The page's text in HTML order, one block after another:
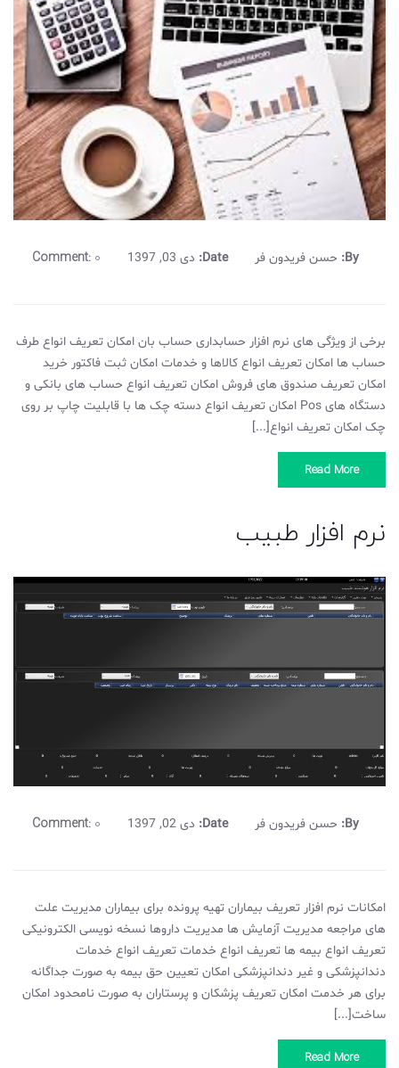
By: حسن فریدون فر Date: دی 03, 1397 Comment: 0
برخی از ویژگی های نرم افزار حسابداری حساب بان امکان تعریف انواع طرف
حساب ها امکان تعریف انواع کالاها و خدمات امکان ثبت فاکتور خرید
امکان تعریف صندوق های فروش امکان تعریف انواع حساب های بانکی و
دستگاه های Pos امکان تعریف انواع دسته چک ها با قابلیت چاپ بر روی
چک امکان تعریف انواع[...]
Read More
نرم افزار طبیب
By: حسن فریدون فر Date: دی 02, 1397 Comment: 0
امکانات نرم افزار تعریف بیماران تهیه پرونده برای بیماران مدیریت علت
های مراجعه مدیریت آزمایش ها مدیریت داروها نسخه نویسی الکترونیکی
تعریف انواع بیمه ها تعریف انواع خدمات تعریف انواع خدمات
دندانپزشکی و غیر دندانپزشکی امکان تعیین حق بیمه به صورت جداگانه
برای هر خدمت امکان تعریف پزشکان و پرستاران به صورت نامحدود امکان
ساخت[...]
Read More